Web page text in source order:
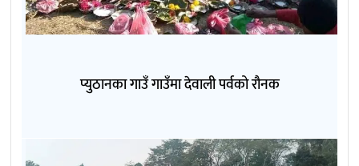
प्युठानका गाउँ गाउँमा देवाली पर्वको रौनक